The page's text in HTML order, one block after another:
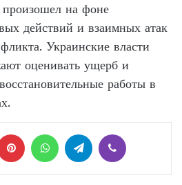
на фоне
действий и взаимных атак
Украинские власти
оценивать ущерб и
работы в
Pinterest WhatsAppTelegram